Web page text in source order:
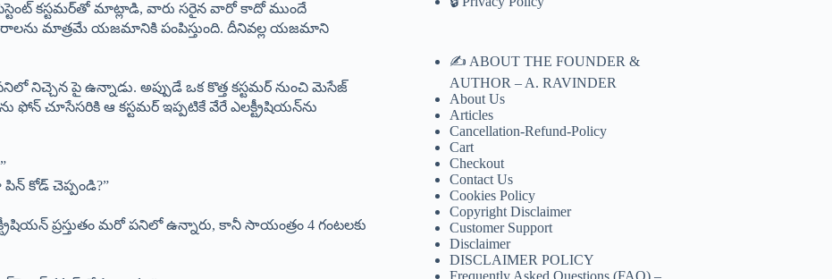
కస్టమర్‌తో మాట్లాడి, వారు సరైన వారో కాదో ముందే
మాత్రమే యజమానికి పంపిస్తుంది. దీనివల్ల యజమాని
నిచ్చెన పై ఉన్నాడు. అప్పుడే ఒక కొత్త కస్టమర్ నుంచి మెసేజ్
ఫోన్ చూసేసరికి ఆ కస్టమర్ ఇప్పటికే వేరే ఎలక్ట్రీషియన్‌ను
కోడ్ చెప్పండి?”
ప్రస్తుతం మరో పనిలో ఉన్నారు, కానీ సాయంత్రం 4 గంటలకు
✍️ ABOUT THE FOUNDER &
AUTHOR – A. RAVINDER
About Us
Articles
Cancellation-Refund-Policy
Cart
Checkout
Contact Us
Cookies Policy
Copyright Disclaimer
Customer Support
Disclaimer
DISCLAIMER POLICY
Frequently Asked Questions (FAQ) –